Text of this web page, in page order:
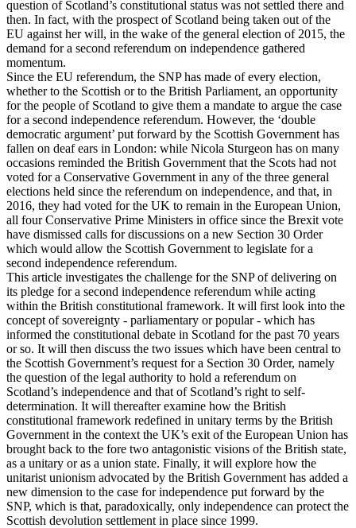
question of Scotland’s constitutional status was not settled there and
then. In fact, with the prospect of Scotland being taken out of the
EU against her will, in the wake of the general election of 2015, the
demand for a second referendum on independence gathered
momentum.
Since the EU referendum, the SNP has made of every election,
whether to the Scottish or to the British Parliament, an opportunity
for the people of Scotland to give them a mandate to argue the case
for a second independence referendum. However, the ‘double
democratic argument’ put forward by the Scottish Government has
fallen on deaf ears in London: while Nicola Sturgeon has on many
occasions reminded the British Government that the Scots had not
voted for a Conservative Government in any of the three general
elections held since the referendum on independence, and that, in
2016, they had voted for the UK to remain in the European Union,
all four Conservative Prime Ministers in office since the Brexit vote
have dismissed calls for discussions on a new Section 30 Order
which would allow the Scottish Government to legislate for a
second independence referendum.
This article investigates the challenge for the SNP of delivering on
its pledge for a second independence referendum while acting
within the British constitutional framework. It will first look into the
concept of sovereignty - parliamentary or popular - which has
informed the constitutional debate in Scotland for the past 70 years
or so. It will then discuss the two issues which have been central to
the Scottish Government’s request for a Section 30 Order, namely
the question of the legal authority to hold a referendum on
Scotland’s independence and that of Scotland’s right to self-
determination. It will thereafter examine how the British
constitutional framework redefined in unitary terms by the British
Government in the context the UK’s exit of the European Union has
brought back to the fore two antagonistic visions of the British state,
as a unitary or as a union state. Finally, it will explore how the
unitarist unionism advocated by the British Government has added a
new dimension to the case for independence put forward by the
SNP, which is that, paradoxically, only independence can protect the
Scottish devolution settlement in place since 1999.